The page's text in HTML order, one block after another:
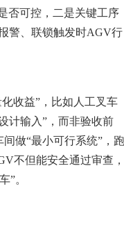
否可控，二是关键工序
警、联锁触发时AGV行
收益”，比如人工叉车
计输入”，而非验收前
做“最小可行系统”，跑
不但能安全通过审查，
”。